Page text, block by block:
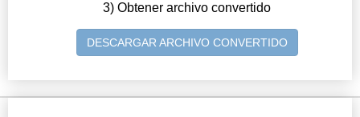
3) Obtener archivo convertido
DESCARGAR ARCHIVO CONVERTIDO